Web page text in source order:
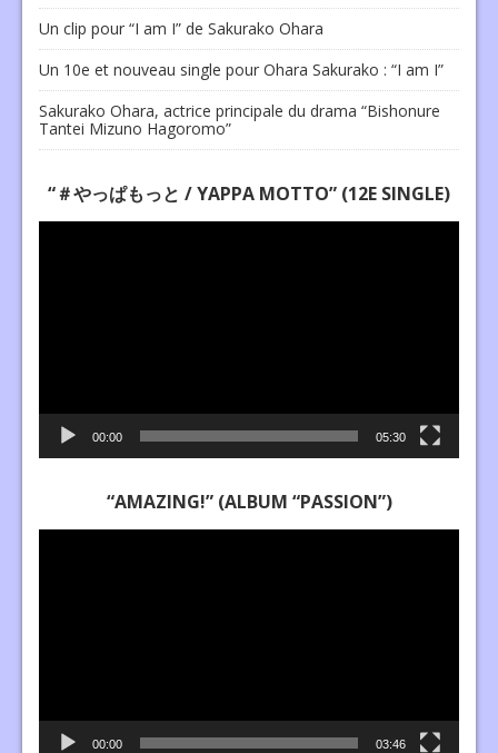
Un clip pour “I am I” de Sakurako Ohara
Un 10e et nouveau single pour Ohara Sakurako : “I am I”
Sakurako Ohara, actrice principale du drama “Bishonure
Tantei Mizuno Hagoromo”
“＃やっぱもっと / YAPPA MOTTO” (12E SINGLE)
Lecteur
00:00 05:30
“AMAZING!” (ALBUM “PASSION”)
Lecteur
00:00 03:46